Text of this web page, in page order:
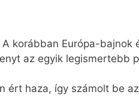
korábban Európa-
az egyik legismertebb
haza, így számolt be